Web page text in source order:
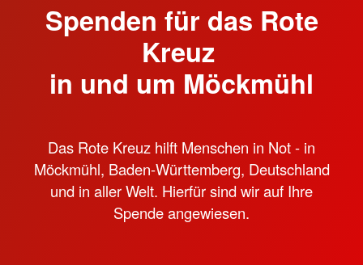
Spenden für das Rote
Kreuz
in und um Möckmühl
Das Rote Kreuz hilft Menschen in Not - in
Möckmühl, Baden-Württemberg, Deutschland
und in aller Welt. Hierfür sind wir auf Ihre
Spende angewiesen.